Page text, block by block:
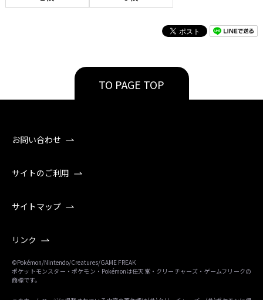
TO PAGE TOP
お問い合わせ
サイトのご利用
サイトマップ
リンク
©Pokémon/Nintendo/Creatures/GAME FREAK
ポケットモンスター・ポケモン・Pokémonは任天堂・クリーチャーズ・ゲームフリークの
商標です。